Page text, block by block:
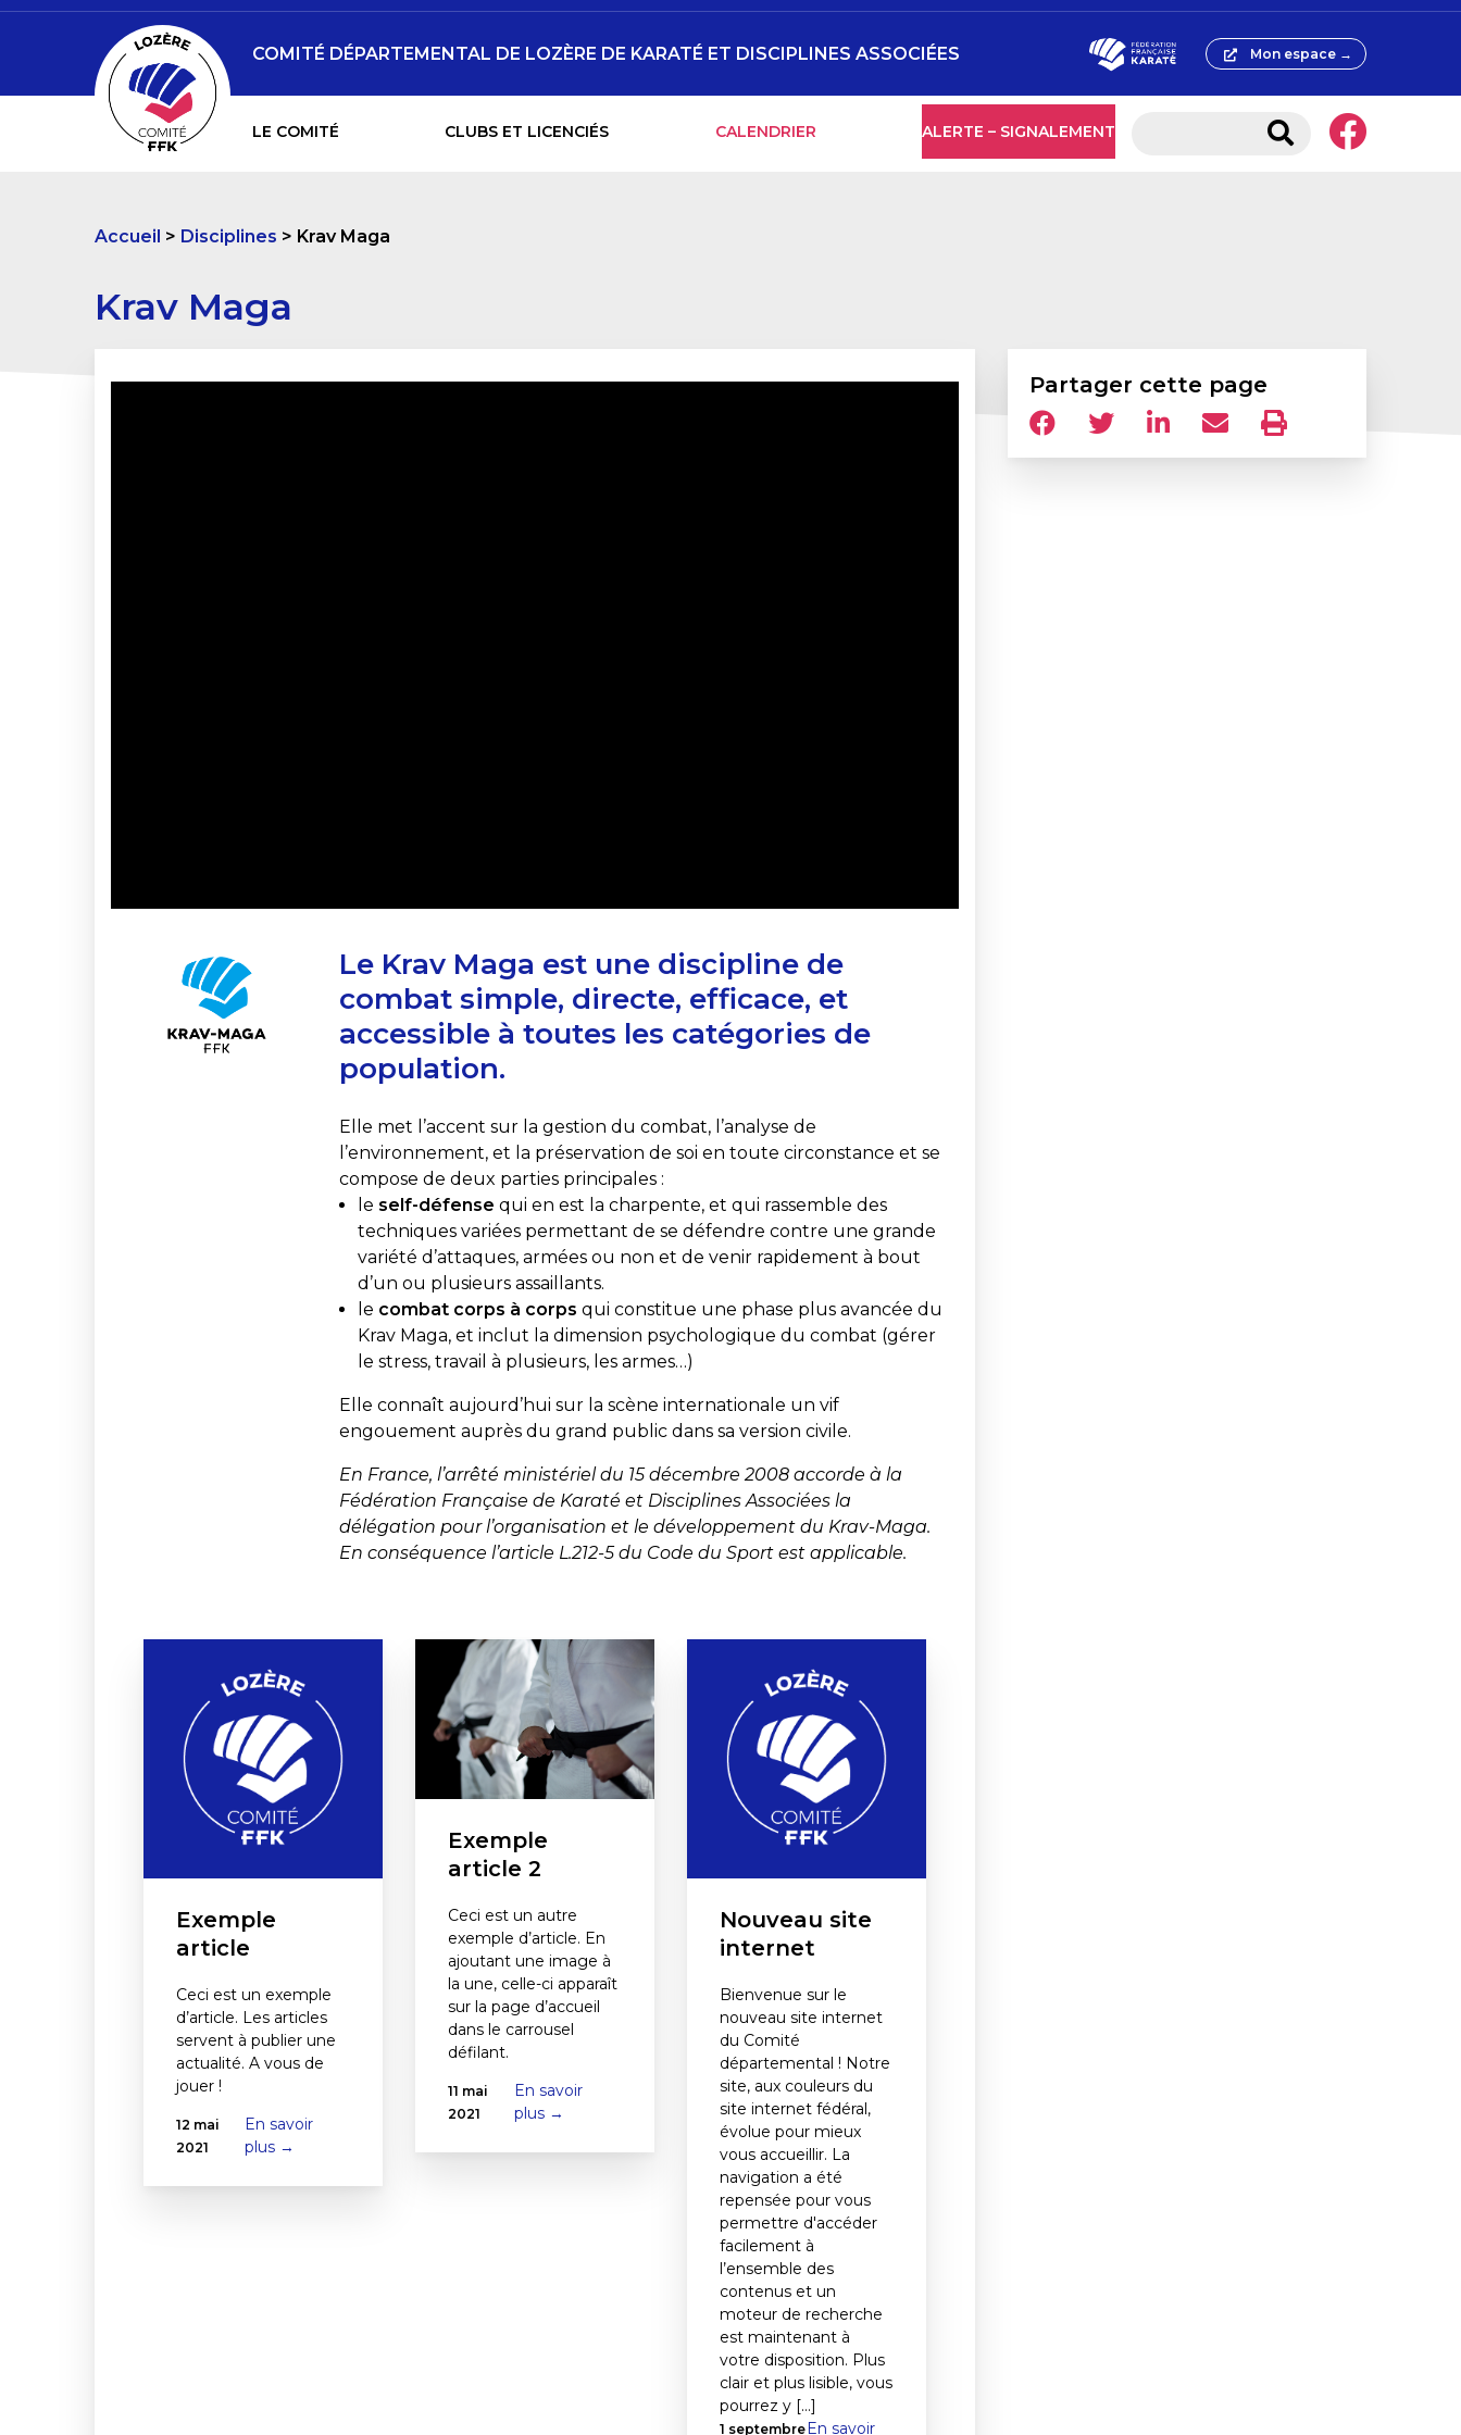
LE COMITÉ CLUBS ET LICENCIÉS CALENDRIER ALERTE – SIGNALEMENT
COMITÉ DÉPARTEMENTAL DE LOZÈRE DE KARATÉ ET DISCIPLINES ASSOCIÉES Mon espace →
Accueil Disciplines Krav Maga
Krav Maga
Le Krav Maga est une discipline de
combat simple, directe, efficace, et
accessible à toutes les catégories de
population.
Elle met l’accent sur la gestion du combat, l’analyse de
l’environnement, et la préservation de soi en toute circonstance et se
compose de deux parties principales :
le self-défense qui en est la charpente, et qui rassemble des
techniques variées permettant de se défendre contre une grande
variété d’attaques, armées ou non et de venir rapidement à bout
d’un ou plusieurs assaillants.
le combat corps à corps qui constitue une phase plus avancée du
Krav Maga, et inclut la dimension psychologique du combat (gérer
le stress, travail à plusieurs, les armes…)
Elle connaît aujourd’hui sur la scène internationale un vif
engouement auprès du grand public dans sa version civile.
En France, l’arrêté ministériel du 15 décembre 2008 accorde à la
Fédération Française de Karaté et Disciplines Associées la
délégation pour l’organisation et le développement du Krav-Maga.
En conséquence l’article L.212-5 du Code du Sport est applicable.
Exemple
article
Ceci est un exemple
d’article. Les articles
servent à publier une
actualité. A vous de
jouer !
12 mai
2021
En savoir
plus →
Exemple
article 2
Ceci est un autre
exemple d’article. En
ajoutant une image à
la une, celle-ci apparaît
sur la page d’accueil
dans le carrousel
défilant.
11 mai
2021
En savoir
plus →
Nouveau site
internet
Bienvenue sur le
nouveau site internet
du Comité
départemental ! Notre
site, aux couleurs du
site internet fédéral,
évolue pour mieux
vous accueillir. La
navigation a été
repensée pour vous
permettre d'accéder
facilement à
l’ensemble des
contenus et un
moteur de recherche
est maintenant à
votre disposition. Plus
clair et plus lisible, vous
pourrez y [...]
1 septembre En savoir
Partager cette page